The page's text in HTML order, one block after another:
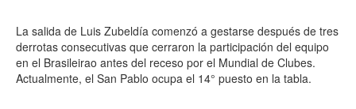
La salida de Luis Zubeldía comenzó a gestarse después de tres
derrotas consecutivas que cerraron la participación del equipo
en el Brasileirao antes del receso por el Mundial de Clubes.
Actualmente, el San Pablo ocupa el 14° puesto en la tabla.